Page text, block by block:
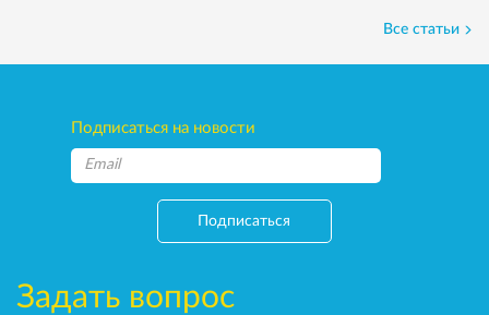
Все статьи
Подписаться на новости
Подписаться
Задать вопрос